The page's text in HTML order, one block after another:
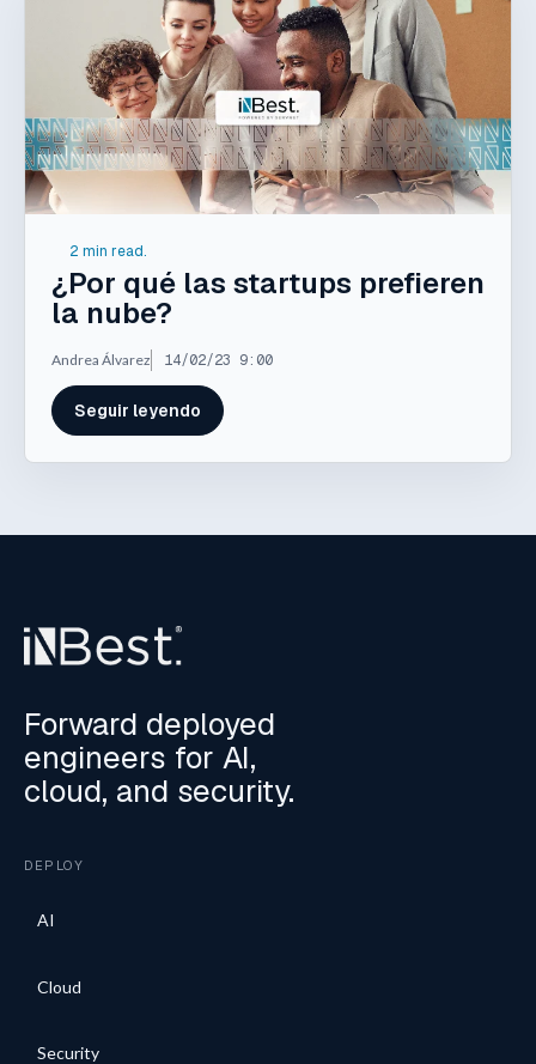
2 min read.
¿Por qué las startups prefieren
la nube?
Andrea Álvarez 14/02/23 9:00
Seguir leyendo
Forward deployed
engineers for AI,
cloud, and security.
DEPLOY
AI
Cloud
Security